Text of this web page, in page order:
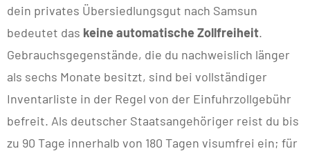
dein privates Übersiedlungsgut nach Samsun
bedeutet das keine automatische Zollfreiheit.
Gebrauchsgegenstände, die du nachweislich länger
als sechs Monate besitzt, sind bei vollständiger
Inventarliste in der Regel von der Einfuhrzollgebühr
befreit. Als deutscher Staatsangehöriger reist du bis
zu 90 Tage innerhalb von 180 Tagen visumfrei ein; für